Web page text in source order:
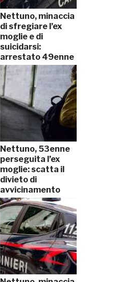
Nettuno, minaccia
di sfregiare l’ex
moglie e di
suicidarsi:
arrestato 49enne
Nettuno, 53enne
perseguita l’ex
moglie: scatta il
divieto di
avvicinamento